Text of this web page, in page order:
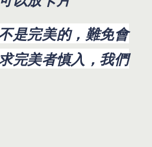
是完美的，難免會
完美者慎入，我們